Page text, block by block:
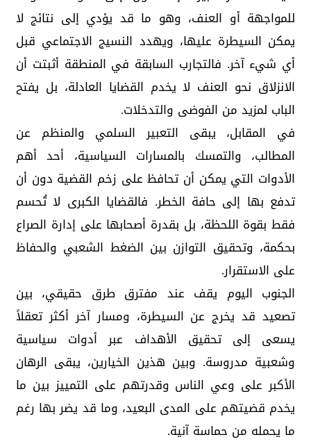
للمواجهة أو العنف، وهو ما قد يؤدي إلى نتائج لا
يمكن السيطرة عليها، ويهدد النسيج الاجتماعي قبل
أي شيء آخر. فالتجارب السابقة في المنطقة أثبتت أن
الانزلاق نحو العنف لا يخدم القضايا العادلة، بل يفتح
الباب لمزيد من الفوضى والتدخلات.
في المقابل، يبقى التعبير السلمي والمنظم عن
المطالب، والتمسك بالمسارات السياسية، أحد أهم
الأدوات التي يمكن أن تحافظ على زخم القضية دون أن
تدفع بها إلى حافة الخطر. فالقضايا الكبرى لا تُحسم
فقط بقوة اللحظة، بل بقدرة أصحابها على إدارة الصراع
بحكمة، وتحقيق التوازن بين الضغط الشعبي والحفاظ
على الاستقرار.
الجنوب اليوم يقف عند مفترق طرق حقيقي، بين
تصعيد قد يخرج عن السيطرة، ومسار آخر أكثر تعقلاً
يسعى إلى تحقيق الأهداف عبر أدوات سياسية
وشعبية مدروسة. وبين هذين الخيارين، يبقى الرهان
الأكبر على وعي الناس وقدرتهم على التمييز بين ما
يخدم قضيتهم على المدى البعيد، وما قد يضر بها رغم
ما يحمله من حماسة آنية.